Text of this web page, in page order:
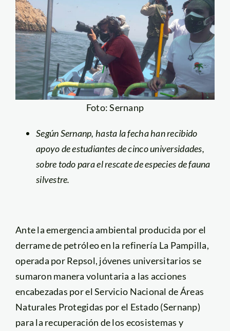
Foto: Sernanp
Según Sernanp, hasta la fecha han recibido
apoyo de estudiantes de cinco universidades,
sobre todo para el rescate de especies de fauna
silvestre.
Ante la emergencia ambiental producida por el
derrame de petróleo en la refinería La Pampilla,
operada por Repsol, jóvenes universitarios se
sumaron manera voluntaria a las acciones
encabezadas por el Servicio Nacional de Áreas
Naturales Protegidas por el Estado (Sernanp)
para la recuperación de los ecosistemas y